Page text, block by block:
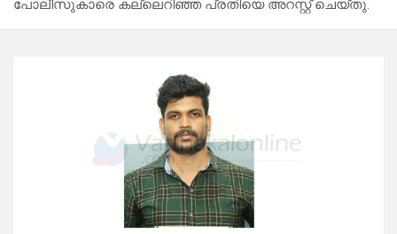
പോലീസുകാരെ കല്ലെറിഞ്ഞ പ്രതിയെ അറസ്റ്റ് ചെയ്തു.